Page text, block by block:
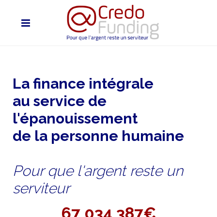
La finance intégrale
au service de
l'épanouissement
de la personne humaine
Pour que l'argent reste un
serviteur